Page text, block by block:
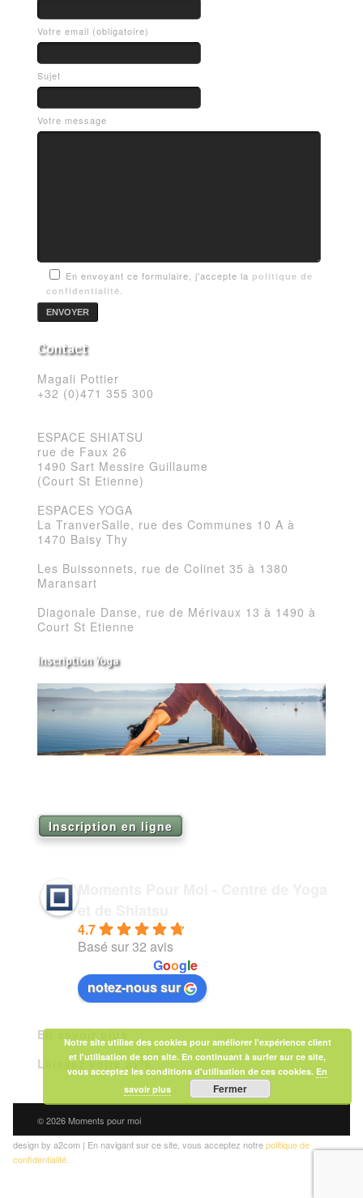
Votre email (obligatoire)
Sujet
Votre message
En envoyant ce formulaire, j'accepte la politique de
confidentialité.
Contact
Magali Pottier
+32 (0)471 355 300
ESPACE SHIATSU
rue de Faux 26
1490 Sart Messire Guillaume
(Court St Etienne)
ESPACES YOGA
La TranverSalle, rue des Communes 10 A à
1470 Baisy Thy
Les Buissonnets, rue de Colinet 35 à 1380
Maransart
Diagonale Danse, rue de Mérivaux 13 à 1490 à
Court St Etienne
Inscription Yoga
Inscription en ligne
Moments Pour Moi - Centre de Yoga
et de Shiatsu
4.7
Basé sur 32 avis
Google
notez-nous sur
En savoir plus
Laissez votre avis
© 2026 Moments pour moi
design by a2com | En navigant sur ce site, vous acceptez notrepolitique de
confidentialité.
Notre site utilise des cookies pour améliorer l'expérience client
et l'utilisation de son site. En continuant à surfer sur ce site,
vous acceptez les conditions d'utilisation de ces cookies. En
savoir plus
Fermer